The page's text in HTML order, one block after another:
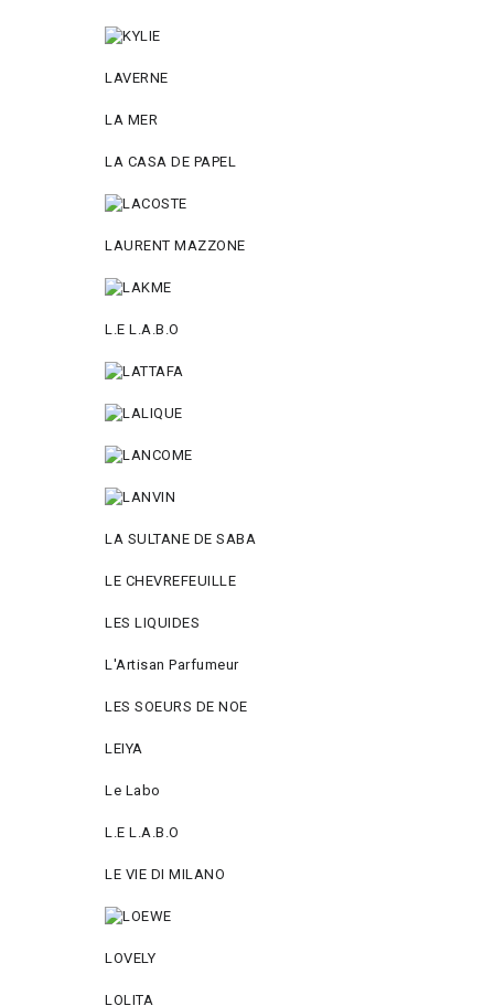
LAVERNE
LA MER
LA CASA DE PAPEL
LAURENT MAZZONE
L.E L.A.B.O
LA SULTANE DE SABA
LE CHEVREFEUILLE
LES LIQUIDES
L'Artisan Parfumeur
LES SOEURS DE NOE
LEIYA
Le Labo
L.Е L.А.B.О
LE VIE DI MILANO
LOVELY
LOLITA